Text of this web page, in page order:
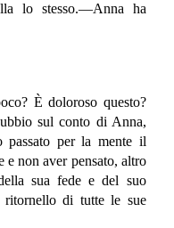
lo stesso.—Anna ha
È doloroso questo?
sul conto di Anna,
per la mente il
non aver pensato, altro
sua fede e del suo
di tutte le sue